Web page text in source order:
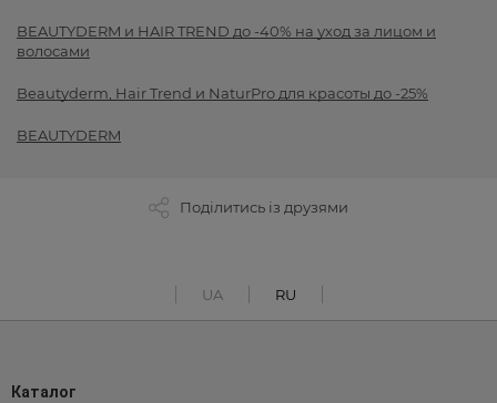
BEAUTYDERM и HAIR TREND до -40% на уход за лицом и
волосами
Beautyderm, Hair Trend и NaturPro для красоты до -25%
BEAUTYDERM
Поділитись із друзями
UA RU
Каталог